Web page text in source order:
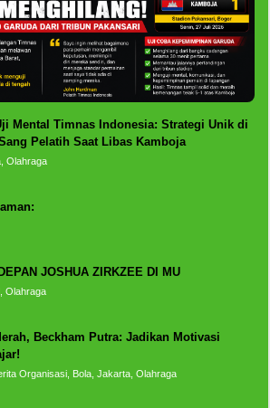
Mental Timnas Indonesia: Strategi Unik di
Pelatih Saat Libas Kamboja
Olahraga
JOSHUA ZIRKZEE DI MU
Olahraga
Beckham Putra: Jadikan Motivasi
Organisasi, Bola, Jakarta, Olahraga